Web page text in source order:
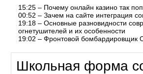
15:25 – Почему онлайн казино так
00:52 – Зачем на сайте интеграция
19:18 – Основные разновидности
огнетушителей и их особенности
19:02 – Фронтовой бомбардировщик
Школьная форма